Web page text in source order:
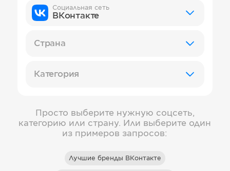
Социальная сеть
ВКонтакте
Страна
Категория
Просто выберите нужную соцсеть,
категорию или страну. Или выберите один
из примеров запросов:
Лучшие бренды ВКонтакте